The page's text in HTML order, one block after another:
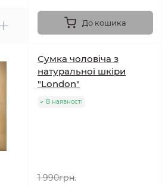
До кошика
Сумка чоловіча з
натуральної шкіри
"London"
В наявності
1 990грн.